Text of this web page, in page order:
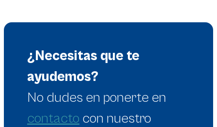
¿Necesitas que te
ayudemos?
No dudes en ponerte en
contacto con nuestro